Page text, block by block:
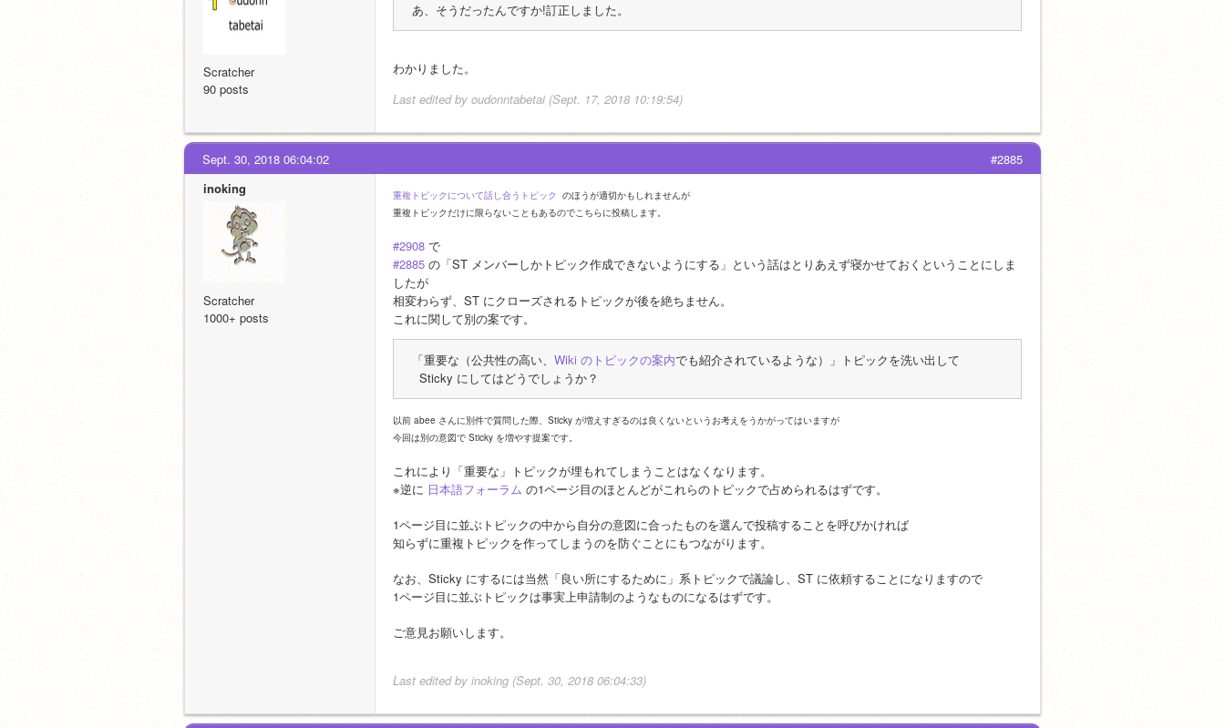
Scratcher
90 posts
あ、そうだったんですか!訂正しました。
わかりました。
Last edited by oudonntabetai (Sept. 17, 2018 10:19:54)
#2885
Sept. 30, 2018 06:04:02
inoking
Scratcher
1000+ posts
重複トピックについて話し合うトピック のほうが適切かもしれませんが
重複トピックだけに限らないこともあるのでこちらに投稿します。
#2908 で
#2885 の「ST メンバーしかトピック作成できないようにする」という話はとりあえず寝かせておくということにしま
したが
相変わらず、ST にクローズされるトピックが後を絶ちません。
これに関して別の案です。
「重要な（公共性の高い、 Wiki のトピックの案内でも紹介されているような）」トピックを洗い出して
  Sticky にしてはどうでしょうか？
以前 abee さんに別件で質問した際、Sticky が増えすぎるのは良くないというお考えをうかがってはいますが
今回は別の意図で Sticky を増やす提案です。
これにより「重要な」トピックが埋もれてしまうことはなくなります。
※逆に 日本語フォーラム の1ページ目のほとんどがこれらのトピックで占められるはずです。
1ページ目に並ぶトピックの中から自分の意図に合ったものを選んで投稿することを呼びかければ
知らずに重複トピックを作ってしまうのを防ぐことにもつながります。
なお、Sticky にするには当然「良い所にするために」系トピックで議論し、ST に依頼することになりますので
1ページ目に並ぶトピックは事実上申請制のようなものになるはずです。
ご意見お願いします。
Last edited by inoking (Sept. 30, 2018 06:04:33)